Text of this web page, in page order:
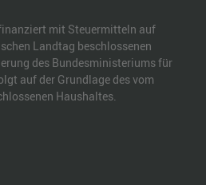
mit Steuermitteln auf
Landtag beschlossenen
des Bundesministeriums für
auf der Grundlage des vom
Haushaltes.